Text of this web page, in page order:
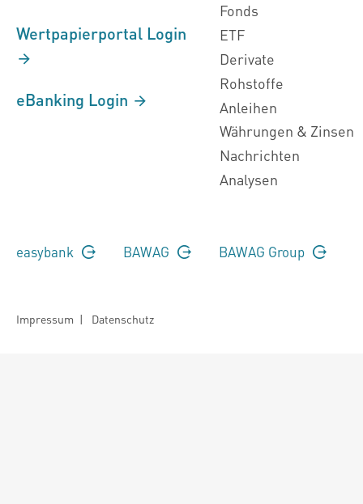
Wertpapierportal Login
eBanking Login
Fonds
ETF
Derivate
Rohstoffe
Anleihen
Währungen & Zinsen
Nachrichten
Analysen
easybank BAWAG BAWAG Group
Impressum | Datenschutz